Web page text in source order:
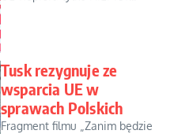
Tusk rezygnuje ze
wsparcia UE w
sprawach Polskich
Fragment filmu „Zanim będzie